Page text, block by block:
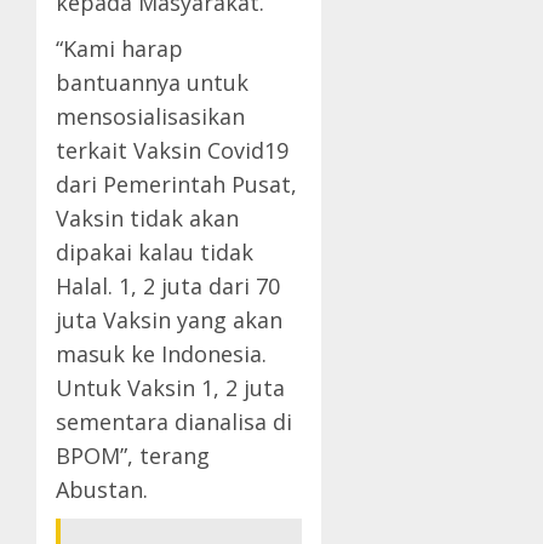
“Kami harap
bantuannya untuk
mensosialisasikan
terkait Vaksin Covid19
dari Pemerintah Pusat,
Vaksin tidak akan
dipakai kalau tidak
Halal. 1, 2 juta dari 70
juta Vaksin yang akan
masuk ke Indonesia.
Untuk Vaksin 1, 2 juta
sementara dianalisa di
BPOM”, terang
Abustan.